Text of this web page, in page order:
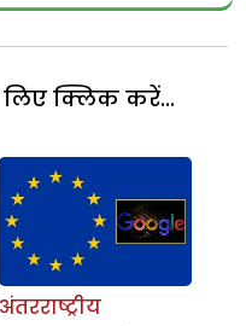
क्लिक करें...
अंतरराष्ट्रीय